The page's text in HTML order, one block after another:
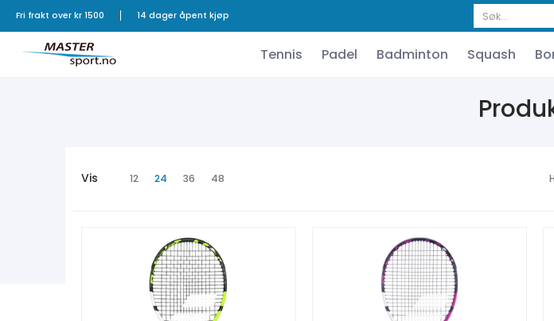
Badminton Friluft Klær
Fri frakt over kr 1500 14 dager åpent kjøp
Tennis Padel Badminton Squash
Vis 12 24 36 48